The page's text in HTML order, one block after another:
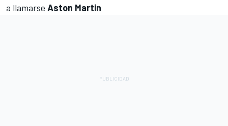
a llamarse Aston Martin